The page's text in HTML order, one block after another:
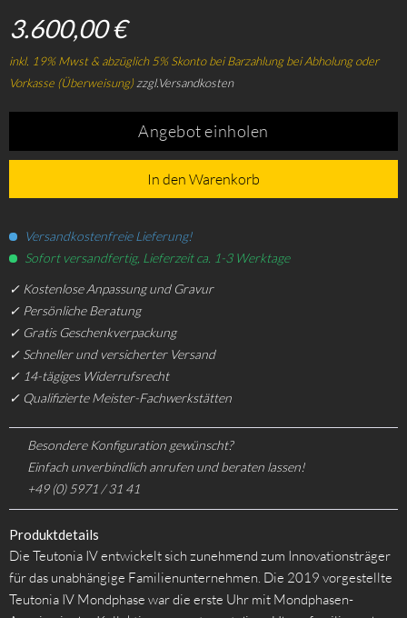
3.600,00 €
inkl. 19% Mwst & abzüglich 5% Skonto bei Barzahlung bei Abholung oder
Vorkasse (Überweisung)zzgl.Versandkosten
Angebot einholen
In den Warenkorb
Versandkostenfreie Lieferung!
Sofort versandfertig, Lieferzeit ca. 1-3 Werktage
✓ Kostenlose Anpassung und Gravur
✓ Persönliche Beratung
✓ Gratis Geschenkverpackung
✓ Schneller und versicherter Versand
✓ 14-tägiges Widerrufsrecht
✓ Qualifizierte Meister-Fachwerkstätten
Besondere Konfiguration gewünscht?
Einfach unverbindlich anrufen und beraten lassen!
+49 (0) 5971 / 31 41
Produktdetails
Die Teutonia IV entwickelt sich zunehmend zum Innovationsträger
für das unabhängige Familienunternehmen. Die 2019 vorgestellte
Teutonia IV Mondphase war die erste Uhr mit Mondphasen-